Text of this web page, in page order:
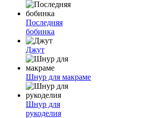
Последняя
бобинка
Джут
Шнур для макраме
Шнур для
рукоделия